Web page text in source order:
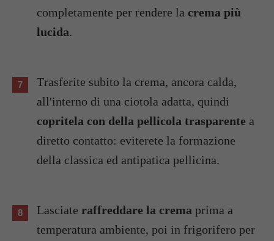
completamente per rendere la crema più
lucida.
Trasferite subito la crema, ancora calda,
all'interno di una ciotola adatta, quindi
copritela con della pellicola trasparente a
diretto contatto: eviterete la formazione
della classica ed antipatica pellicina.
Lasciate raffreddare la crema prima a
temperatura ambiente, poi in frigorifero per